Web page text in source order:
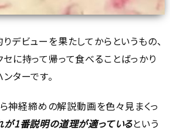
デビューを果たしてからというもの、
に持って帰って食べることばっかり
ターです。
経締めの解説動画を色々見まくっ
が1番説明の道理が適っているという